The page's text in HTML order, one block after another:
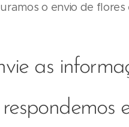
o envio de
as
respondemos